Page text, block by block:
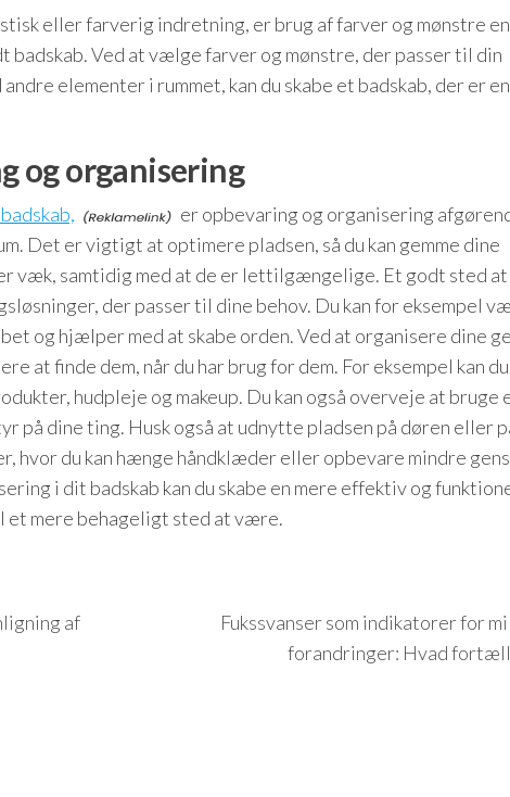
eller farverig indretning, er brug af farver og mønstre
badskab. Ved at vælge farver og mønstre, der passer til din
elementer i rummet, kan du skabe et badskab, der er
og organisering
er opbevaring og organisering
Det er vigtigt at optimere pladsen, så du kan gemme dine
væk, samtidig med at de er lettilgængelige. Et godt sted
der passer til dine behov. Du kan for eksempel
og hjælper med at skabe orden. Ved at organisere dine
at finde dem, når du har brug for dem. For eksempel kan
hudpleje og makeup. Du kan også overveje at
på dine ting. Husk også at udnytte pladsen på døren eller
hvor du kan hænge håndklæder eller opbevare mindre
i dit badskab kan du skabe en mere effektiv og
mere behageligt sted at være.
af
Fukssvanser som indikatorer for
forandringer: Hvad